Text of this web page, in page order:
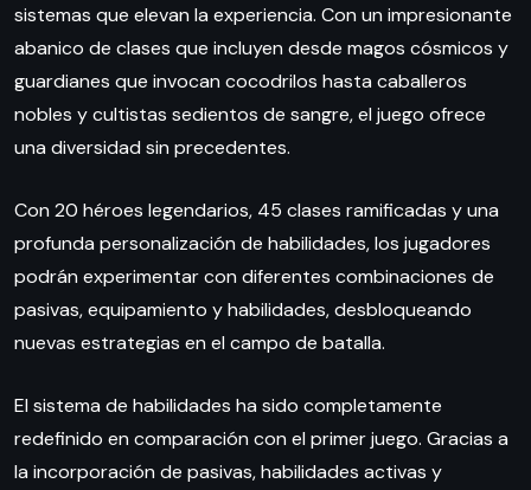
sistemas que elevan la experiencia. Con un impresionante
abanico de clases que incluyen desde magos cósmicos y
guardianes que invocan cocodrilos hasta caballeros
nobles y cultistas sedientos de sangre, el juego ofrece
una diversidad sin precedentes.
Con 20 héroes legendarios, 45 clases ramificadas y una
profunda personalización de habilidades, los jugadores
podrán experimentar con diferentes combinaciones de
pasivas, equipamiento y habilidades, desbloqueando
nuevas estrategias en el campo de batalla.
El sistema de habilidades ha sido completamente
redefinido en comparación con el primer juego. Gracias a
la incorporación de pasivas, habilidades activas y